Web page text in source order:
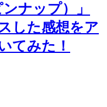
ナップ）」
した感想をア
てみた！